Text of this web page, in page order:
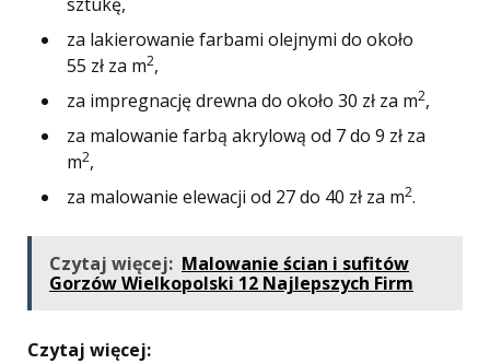
za lakierowanie farbami olejnymi do około
55 zł za m2,
za impregnację drewna do około 30 zł za m2,
za malowanie farbą akrylową od 7 do 9 zł za
m2,
za malowanie elewacji od 27 do 40 zł za m2.
Czytaj więcej: Malowanie ścian i sufitów
Gorzów Wielkopolski 12 Najlepszych Firm
Czytaj więcej: